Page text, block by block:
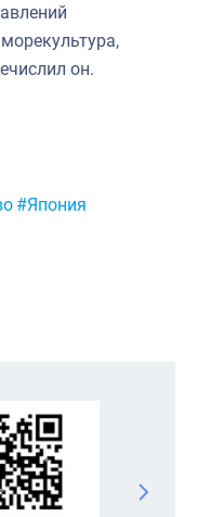
он.
#Япония